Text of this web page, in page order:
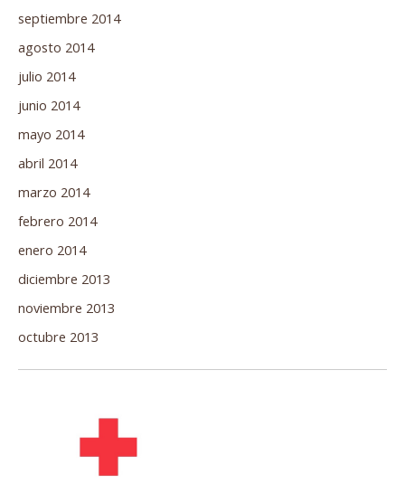
septiembre 2014
agosto 2014
julio 2014
junio 2014
mayo 2014
abril 2014
marzo 2014
febrero 2014
enero 2014
diciembre 2013
noviembre 2013
octubre 2013